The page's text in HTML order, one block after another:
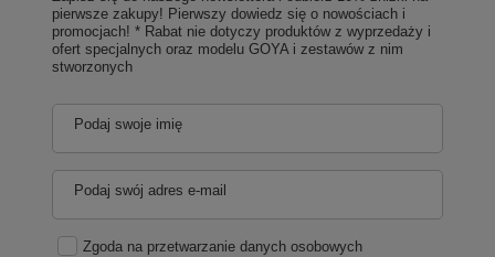
pierwsze zakupy! Pierwszy dowiedz się o nowościach i
promocjach! * Rabat nie dotyczy produktów z wyprzedaży i
ofert specjalnych oraz modelu GOYA i zestawów z nim
stworzonych
Podaj swoje imię
Podaj swój adres e-mail
Zgoda na przetwarzanie danych osobowych